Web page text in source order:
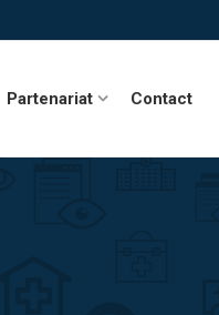
Partenariat Contact